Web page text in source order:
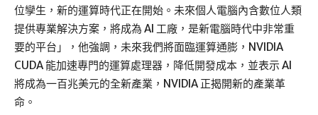
位孿生，新的運算時代正在開始。未來個人電腦內含數位人類
提供專業解決方案，將成為 AI 工廠，是新電腦時代中非常重
要的平台」，他強調，未來我們將面臨運算通膨，NVIDIA
CUDA 能加速專門的運算處理器，降低開發成本，並表示 AI
將成為一百兆美元的全新產業，NVIDIA 正揭開新的產業革
命。